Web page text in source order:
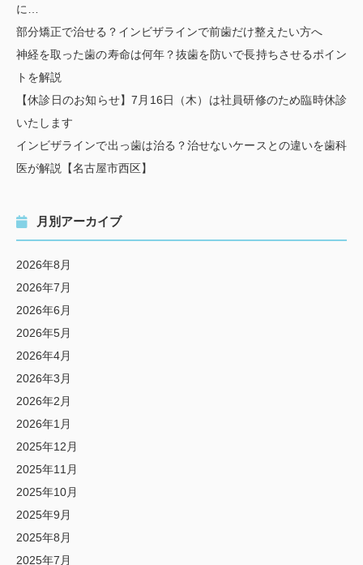
に…
部分矯正で治せる？インビザラインで前歯だけ整えたい方へ
神経を取った歯の寿命は何年？抜歯を防いで長持ちさせるポイン
トを解説
【休診日のお知らせ】7月16日（木）は社員研修のため臨時休診
いたします
インビザラインで出っ歯は治る？治せないケースとの違いを歯科
医が解説【名古屋市西区】
月別アーカイブ
2026年8月
2026年7月
2026年6月
2026年5月
2026年4月
2026年3月
2026年2月
2026年1月
2025年12月
2025年11月
2025年10月
2025年9月
2025年8月
2025年7月